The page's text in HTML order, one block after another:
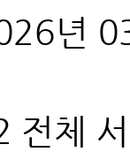
년
전체